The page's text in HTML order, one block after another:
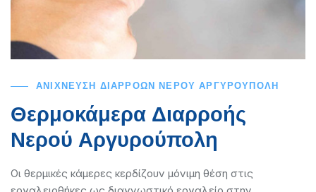
ΑΝΙΧΝΕΥΣΗ ΔΙΑΡΡΟΩΝ ΝΕΡΟΥ ΑΡΓΥΡΟΥΠΟΛΗ
Θερμοκάμερα Διαρροής
Νερού Αργυρούπολη
Οι θερμικές κάμερες κερδίζουν μόνιμη θέση στις